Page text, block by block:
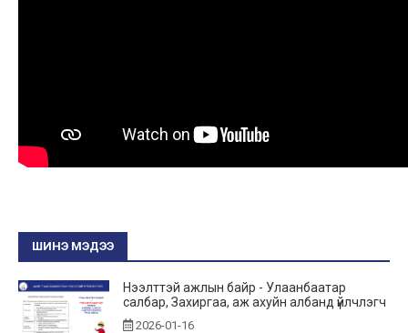
ШИНЭ МЭДЭЭ
Нээлттэй ажлын байр - Улаанбаатар
салбар, Захиргаа, аж ахуйн албанд үйлчлэгч
2026-01-16